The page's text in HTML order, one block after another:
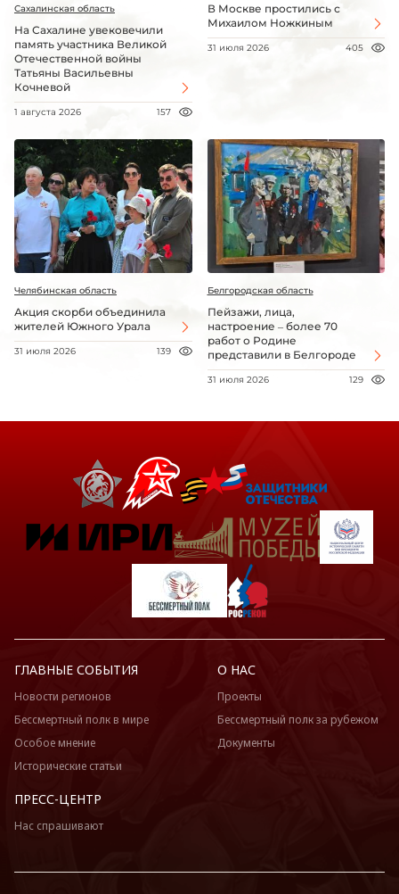
Сахалинская область
На Сахалине увековечили
память участника Великой
Отечественной войны
Татьяны Васильевны
Кочневой
1 августа 2026 157
В Москве простились с
Михаилом Ножкиным
31 июля 2026 405
Челябинская область
Акция скорби объединила
жителей Южного Урала
31 июля 2026 139
Белгородская область
Пейзажи, лица,
настроение – более 70
работ о Родине
представили в Белгороде
31 июля 2026 129
ГЛАВНЫЕ СОБЫТИЯ
Новости регионов
Бессмертный полк в мире
Особое мнение
Исторические статьи
О НАС
Проекты
Бессмертный полк за рубежом
Документы
ПРЕСС-ЦЕНТР
Нас спрашивают